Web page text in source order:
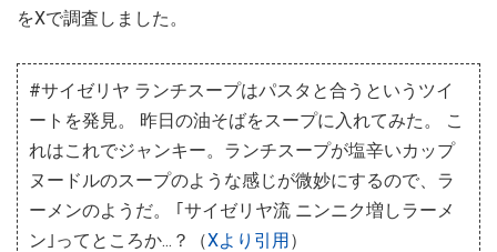
をXで調査しました。
#サイゼリヤ ランチスープはパスタと合うというツイ
ートを発見。 昨日の油そばをスープに入れてみた。 こ
れはこれでジャンキー。ランチスープが塩辛いカップ
ヌードルのスープのような感じが微妙にするので、ラ
ーメンのようだ。 ｢サイゼリヤ流 ニンニク増しラーメ
ン｣ってところか...？（Xより引用）